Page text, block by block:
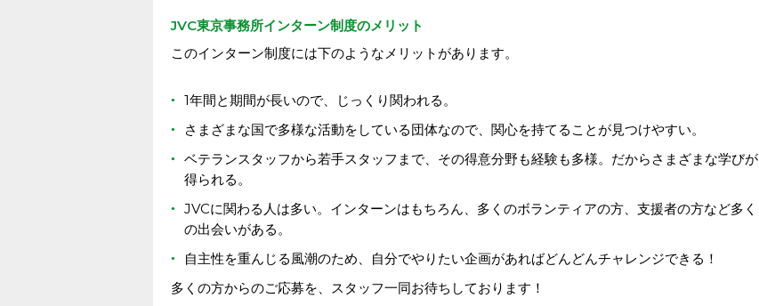
JVC東京事務所インターン制度のメリット
このインターン制度には下のようなメリットがあります。
1年間と期間が長いので、じっくり関われる。
さまざまな国で多様な活動をしている団体なので、関心を持てることが見つけやすい。
ベテランスタッフから若手スタッフまで、その得意分野も経験も多様。だからさまざまな学びが
得られる。
JVCに関わる人は多い。インターンはもちろん、多くのボランティアの方、支援者の方など多く
の出会いがある。
自主性を重んじる風潮のため、自分でやりたい企画があればどんどんチャレンジできる！
多くの方からのご応募を、スタッフ一同お待ちしております！